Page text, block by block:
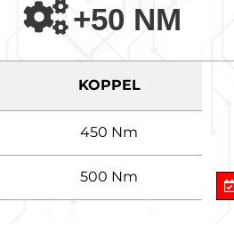
+50 NM
KOPPEL
450 Nm
500 Nm